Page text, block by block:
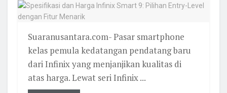
Suaranusantara.com- Pasar smartphone
kelas pemula kedatangan pendatang baru
dari Infinix yang menjanjikan kualitas di
atas harga. Lewat seri Infinix ...